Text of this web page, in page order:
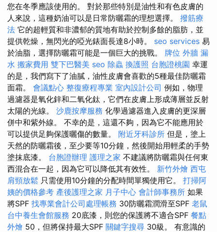
您在冬季應該使用的。 對於那些特別是油性和有色皮膚的
人來說，這種奶油可以是日常防曬霜的理想選擇。 撥筋療
法 它的超輕質和非濃郁的質地有助於控制多餘的脂肪，並
提供乾燥，無閃光的啞光錶面長達8小時。 seo services 易
於油脂，選擇防曬霜可能是一個巨大的挑戰。 牌位 外牆 漏
水 搬家費用 雙下巴醫美 seo 除蟲 換護照 台胞證桃園 幸運
的是，我們寫下了油膩，油性皮膚會喜歡的5種最佳防曬霜
面霜。 會議點心 整復療程專業 室內設計公司 例如，物理
過濾器是氧化鋅和二氧化鈦，它們在皮膚上形成薄層並反射
太陽的光線。 沙鹿按摩服務 化學過濾器進入皮膚的更深層
併中和紫外線。 不幸的是，這還不夠，因為它不能應用於
可以提供足夠保護曬傷的數量。 附近牙科診所 但是，塗上
天然的防曬霜後，至少要等10分鐘，然後開始用輕柔的手勢
塗抹底漆。 台胞證辦理 護理之家 不建議將防曬霜與任何東
西混合在一起，因為它可以降低其有效性。 新竹外燴 西屯
肩頸放鬆 只需使用10分鐘的分配時間單獨使用它。 打掃阿
姨的價格參考 產後護理之家 月子中心 會計師事務所 如果
將SPF 找專業會計公司處理帳務 30防曬霜潤滑至SPF 老鼠
台中養生會館服務 20底漆，則您的保護將不適合SPF 餐點
外燴 50，但將保持最大SPF 關鍵字搜尋 30級。 有意識的